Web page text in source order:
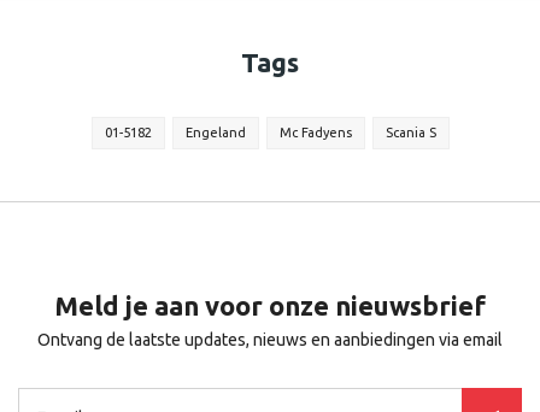
Tags
01-5182 Engeland Mc Fadyens Scania S
Meld je aan voor onze nieuwsbrief
Ontvang de laatste updates, nieuws en aanbiedingen via email